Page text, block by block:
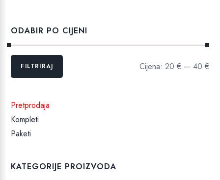
ODABIR PO CIJENI
Min
MaksFILTRIRAJ Cijena: 20 € — 40 €
Pretprodaja
Kompleti
Paketi
KATEGORIJE PROIZVODA